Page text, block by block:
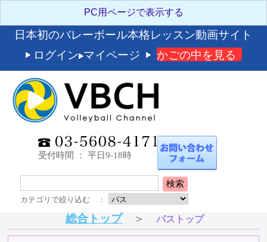
日本初のバレーボール本格レッスン動画サイト
ログイン マイページ かごの中を見る
受付時間 ： 平日9-18時
検索
カテゴリで絞り込む ：
総合トップ＞パストップ